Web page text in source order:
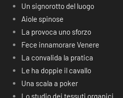
Un signorotto del luogo
Aiole spinose
La provoca uno sforzo
Fece innamorare Venere
La convalida la pratica
Le ha doppie il cavallo
Una scala a poker
Lo studio dei tessuti organici